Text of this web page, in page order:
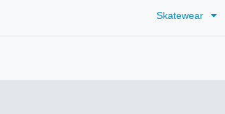
Skatewear